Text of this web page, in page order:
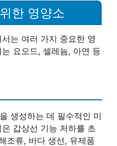
한 영양소
는 여러 가지 중요한 영
요오드, 셀레늄, 아연 등
생성하는 데 필수적인 미
갑상선 기능 저하를 초
조류, 바다 생선, 유제품